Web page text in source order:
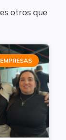
otros que